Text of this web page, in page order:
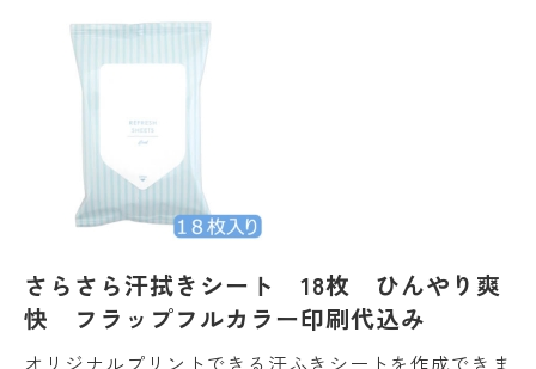
さらさら汗拭きシート 18枚 ひんやり爽
快 フラップフルカラー印刷代込み